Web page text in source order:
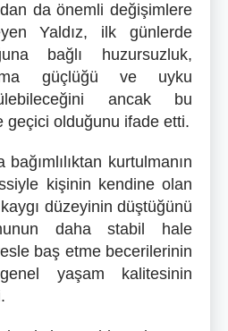
da önemli değişimlere
Yaldız, ilk günlerde
bağlı huzursuzluk,
güçlüğü ve uyku
ancak bu
geçici olduğunu ifade etti.
kurtulmanın
kişinin kendine olan
düzeyinin düştüğünü
daha stabil hale
baş etme becerilerinin
yaşam kalitesinin